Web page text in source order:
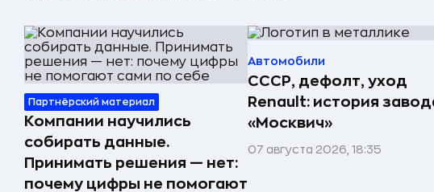
Партнёрский материал
Компании научились
собирать данные.
Принимать решения — нет:
почему цифры не помогают
Автомобили
СССР, дефолт, уход
Renault: история
«Москвич»
07 августа 2026, 18:35